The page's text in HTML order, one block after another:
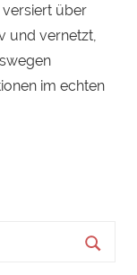
über
und vernetzt,
im echten